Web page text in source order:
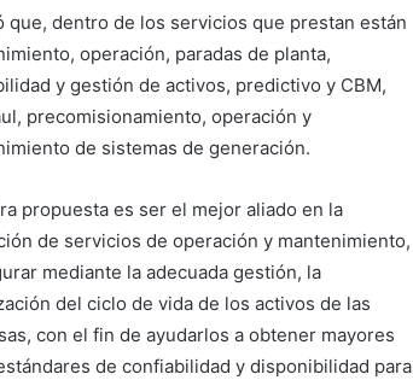
que, dentro de los servicios que prestan están
operación, paradas de planta,
y gestión de activos, predictivo y CBM,
precomisionamiento, operación y
de sistemas de generación.
propuesta es ser el mejor aliado en la
de servicios de operación y mantenimiento,
mediante la adecuada gestión, la
del ciclo de vida de los activos de las
con el fin de ayudarlos a obtener mayores
de confiabilidad y disponibilidad para